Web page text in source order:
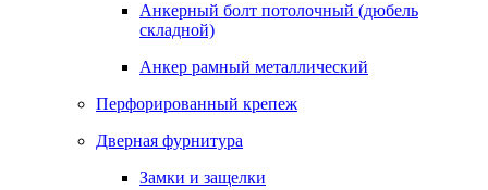
Анкерный болт потолочный (дюбель
складной)
Анкер рамный металлический
Перфорированный крепеж
Дверная фурнитура
Замки и защелки